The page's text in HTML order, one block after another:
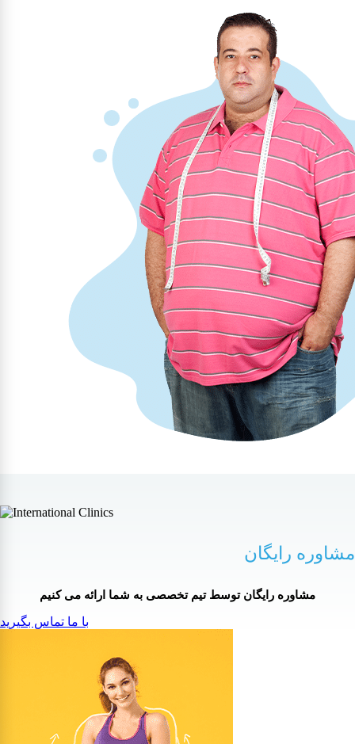
مشاوره رایگان
مشاوره رایگان توسط تیم تخصصی به شما ارائه می کنیم
با ما تماس بگیرید